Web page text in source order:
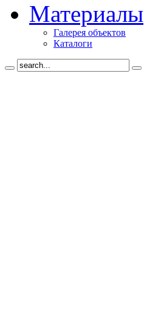
Материалы
Галерея объектов
Каталоги